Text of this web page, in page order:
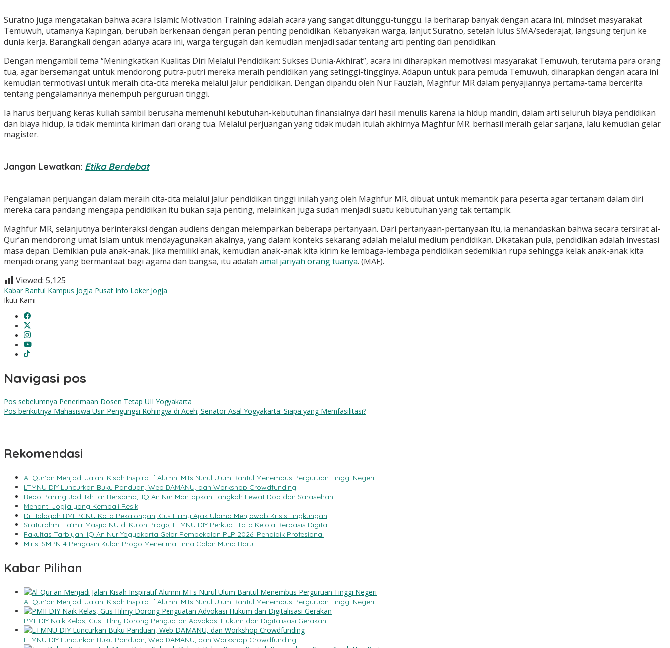
Suratno juga mengatakan bahwa acara Islamic Motivation Training adalah acara yang sangat ditunggu-tunggu. Ia berharap banyak dengan acara ini, mindset masyarakat
Temuwuh, utamanya Kapingan, berubah berkenaan dengan peran penting pendidikan. Kebanyakan warga, lanjut Suratno, setelah lulus SMA/sederajat, langsung terjun ke
dunia kerja. Barangkali dengan adanya acara ini, warga tergugah dan kemudian menjadi sadar tentang arti penting dari pendidikan.
Dengan mengambil tema “Meningkatkan Kualitas Diri Melalui Pendidikan: Sukses Dunia-Akhirat”, acara ini diharapkan memotivasi masyarakat Temuwuh, terutama para orang
tua, agar bersemangat untuk mendorong putra-putri mereka meraih pendidikan yang setinggi-tingginya. Adapun untuk para pemuda Temuwuh, diharapkan dengan acara ini
kemudian termotivasi untuk meraih cita-cita mereka melalui jalur pendidikan. Dengan dipandu oleh Nur Fauziah, Maghfur MR dalam penyajiannya pertama-tama bercerita
tentang pengalamannya menempuh perguruan tinggi.
Ia harus berjuang keras kuliah sambil berusaha memenuhi kebutuhan-kebutuhan finansialnya dari hasil menulis karena ia hidup mandiri, dalam arti seluruh biaya pendidikan
dan biaya hidup, ia tidak meminta kiriman dari orang tua. Melalui perjuangan yang tidak mudah itulah akhirnya Maghfur MR. berhasil meraih gelar sarjana, lalu kemudian gelar
magister.
Jangan Lewatkan: Etika Berdebat
Pengalaman perjuangan dalam meraih cita-cita melalui jalur pendidikan tinggi inilah yang oleh Maghfur MR. dibuat untuk memantik para peserta agar tertanam dalam diri
mereka cara pandang mengapa pendidikan itu bukan saja penting, melainkan juga sudah menjadi suatu kebutuhan yang tak tertampik.
Maghfur MR, selanjutnya berinteraksi dengan audiens dengan melemparkan beberapa pertanyaan. Dari pertanyaan-pertanyaan itu, ia menandaskan bahwa secara tersirat al-
Qur’an mendorong umat Islam untuk mendayagunakan akalnya, yang dalam konteks sekarang adalah melalui medium pendidikan. Dikatakan pula, pendidikan adalah investasi
masa depan. Demikian pula anak-anak. Jika memiliki anak, kemudian anak-anak kita kirim ke lembaga-lembaga pendidikan sedemikian rupa sehingga kelak anak-anak kita
menjadi orang yang bermanfaat bagi agama dan bangsa, itu adalah amal jariyah orang tuanya. (MAF).
Viewed: 5,125
Kabar Bantul Kampus Jogja Pusat Info Loker Jogja
Ikuti Kami
Navigasi pos
Pos sebelumnya Penerimaan Dosen Tetap UII Yogyakarta
Pos berikutnya Mahasiswa Usir Pengungsi Rohingya di Aceh; Senator Asal Yogyakarta: Siapa yang Memfasilitasi?
Rekomendasi
Al-Qur’an Menjadi Jalan: Kisah Inspiratif Alumni MTs Nurul Ulum Bantul Menembus Perguruan Tinggi Negeri
LTMNU DIY Luncurkan Buku Panduan, Web DAMANU, dan Workshop Crowdfunding
Rebo Pahing Jadi Ikhtiar Bersama, IIQ An Nur Mantapkan Langkah Lewat Doa dan Sarasehan
Menanti Jogja yang Kembali Resik
Di Halaqah RMI PCNU Kota Pekalongan, Gus Hilmy Ajak Ulama Menjawab Krisis Lingkungan
Silaturahmi Ta’mir Masjid NU di Kulon Progo, LTMNU DIY Perkuat Tata Kelola Berbasis Digital
Fakultas Tarbiyah IIQ An Nur Yogyakarta Gelar Pembekalan PLP 2026: Pendidik Profesional
Miris! SMPN 4 Pengasih Kulon Progo Menerima Lima Calon Murid Baru
Kabar Pilihan
Al-Qur’an Menjadi Jalan: Kisah Inspiratif Alumni MTs Nurul Ulum Bantul Menembus Perguruan Tinggi Negeri
PMII DIY Naik Kelas, Gus Hilmy Dorong Penguatan Advokasi Hukum dan Digitalisasi Gerakan
LTMNU DIY Luncurkan Buku Panduan, Web DAMANU, dan Workshop Crowdfunding